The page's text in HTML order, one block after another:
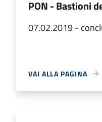
PON - Bastioni
07.02.2019 -
VAI ALLA PAGINA